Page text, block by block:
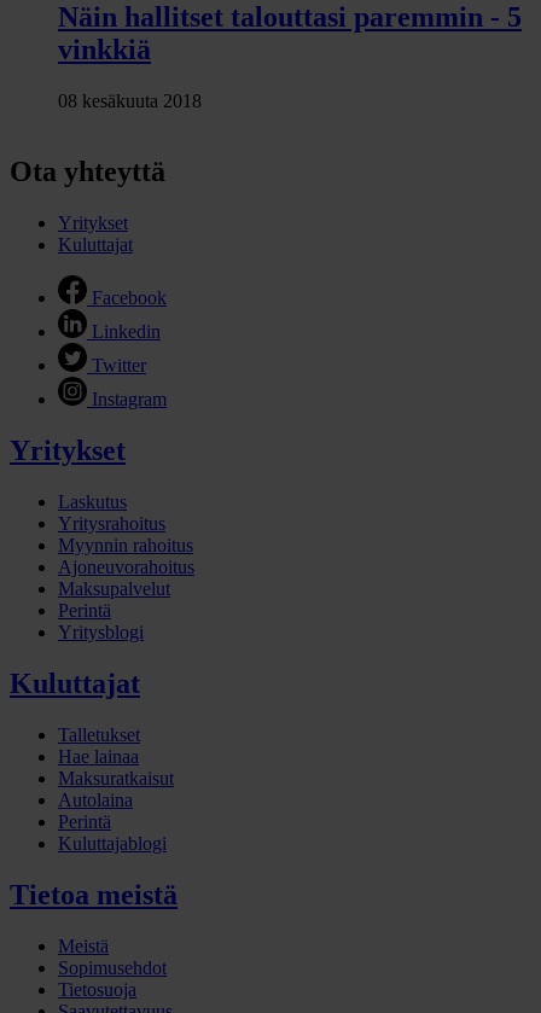
Näin hallitset talouttasi paremmin - 5
vinkkiä
08 kesäkuuta 2018
Ota yhteyttä
Yritykset
Kuluttajat
Facebook
Linkedin
Twitter
Instagram
Yritykset
Laskutus
Yritysrahoitus
Myynnin rahoitus
Ajoneuvorahoitus
Maksupalvelut
Perintä
Yritysblogi
Kuluttajat
Talletukset
Hae lainaa
Maksuratkaisut
Autolaina
Perintä
Kuluttajablogi
Tietoa meistä
Meistä
Sopimusehdot
Tietosuoja